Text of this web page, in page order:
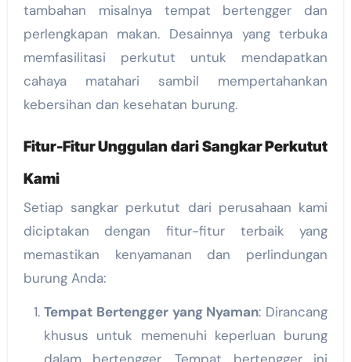
tambahan misalnya tempat bertengger dan
perlengkapan makan. Desainnya yang terbuka
memfasilitasi perkutut untuk mendapatkan
cahaya matahari sambil mempertahankan
kebersihan dan kesehatan burung.
Fitur-Fitur Unggulan dari Sangkar Perkutut
Kami
Setiap sangkar perkutut dari perusahaan kami
diciptakan dengan fitur-fitur terbaik yang
memastikan kenyamanan dan perlindungan
burung Anda:
Tempat Bertengger yang Nyaman: Dirancang
khusus untuk memenuhi keperluan burung